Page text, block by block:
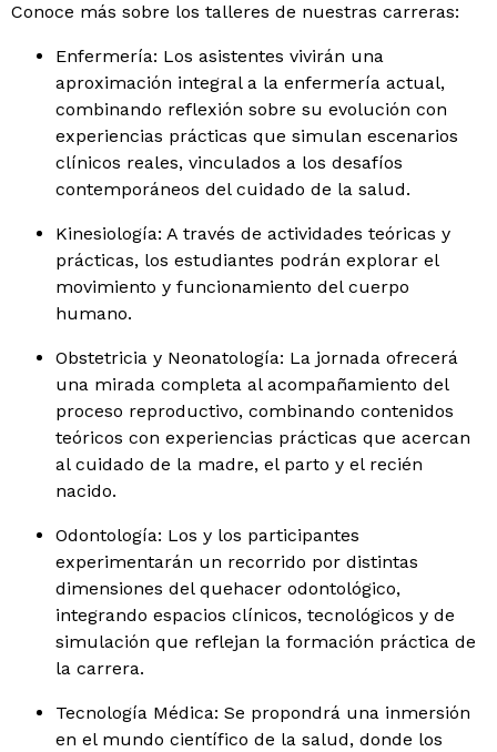
Conoce más sobre los talleres de nuestras carreras:
Enfermería: Los asistentes vivirán una
aproximación integral a la enfermería actual,
combinando reflexión sobre su evolución con
experiencias prácticas que simulan escenarios
clínicos reales, vinculados a los desafíos
contemporáneos del cuidado de la salud.
Kinesiología: A través de actividades teóricas y
prácticas, los estudiantes podrán explorar el
movimiento y funcionamiento del cuerpo
humano.
Obstetricia y Neonatología: La jornada ofrecerá
una mirada completa al acompañamiento del
proceso reproductivo, combinando contenidos
teóricos con experiencias prácticas que acercan
al cuidado de la madre, el parto y el recién
nacido.
Odontología: Los y los participantes
experimentarán un recorrido por distintas
dimensiones del quehacer odontológico,
integrando espacios clínicos, tecnológicos y de
simulación que reflejan la formación práctica de
la carrera.
Tecnología Médica: Se propondrá una inmersión
en el mundo científico de la salud, donde los